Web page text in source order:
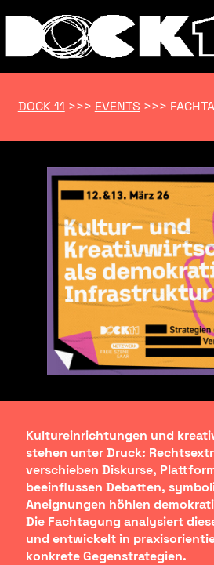
DOCK 11 >>> EVENTS >>>
Kultureinrichtungen und
stehen unter Druck:
verschieben Diskurse,
beeinflussen Debatten,
Aneignungen höhlen
Die Fachtagung analysiert
und entwickelt in
konkrete Gegenstrategien.